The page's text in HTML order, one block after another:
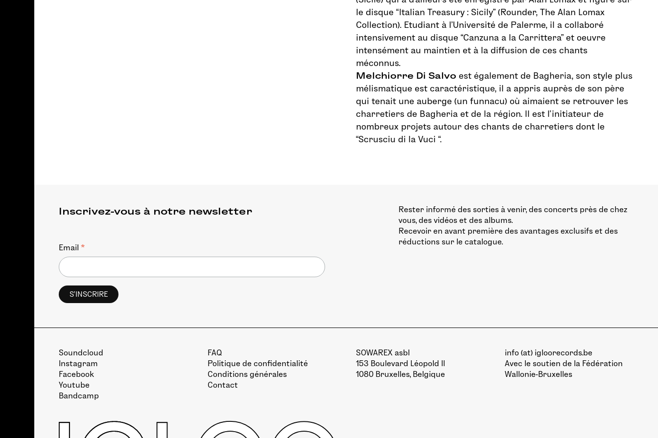
le disque “Italian Treasury : Sicily” (Rounder, The Alan Lomax
Collection). Etudiant à l’Université de Palerme, il a collaboré
intensivement au disque “Canzuna a la Carrittera” et oeuvre
intensément au maintien et à la diffusion de ces chants
méconnus.
Melchiorre Di Salvo est également de Bagheria, son style plus
mélismatique est caractéristique, il a appris auprès de son père
qui tenait une auberge (un funnacu) où aimaient se retrouver les
charretiers de Bagheria et de la région. Il est l’initiateur de
nombreux projets autour des chants de charretiers dont le
“Scrusciu di la Vuci “.
Rester informé des sorties à venir, des concerts près de chez
vous, des vidéos et des albums.
Recevoir en avant première des avantages exclusifs et des
réductions sur le catalogue.
Inscrivez-vous à notre newsletter
Email *
Soundcloud
Instagram
Facebook
Youtube
Bandcamp
FAQ
Politique de confidentialité
Conditions générales
Contact
SOWAREX asbl
153 Boulevard Léopold II
1080 Bruxelles, Belgique
info (at) igloorecords.be
Avec le soutien de la Fédération
Wallonie-Bruxelles